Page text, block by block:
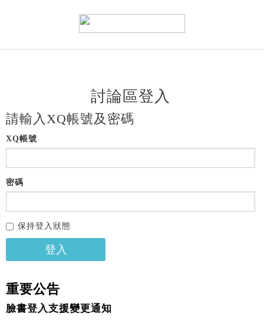
討論區登入
請輸入XQ帳號及密碼
XQ帳號
密碼
保持登入狀態
登入
重要公告
臉書登入支援變更通知